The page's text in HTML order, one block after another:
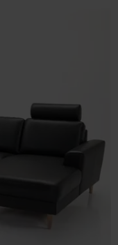
LÆDERPLEJE KIT 100ML